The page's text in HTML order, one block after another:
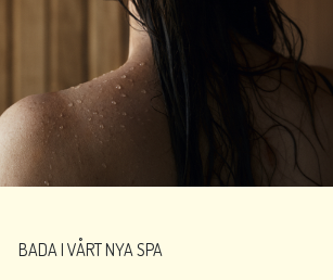
BADA I VÅRT NYA SPA